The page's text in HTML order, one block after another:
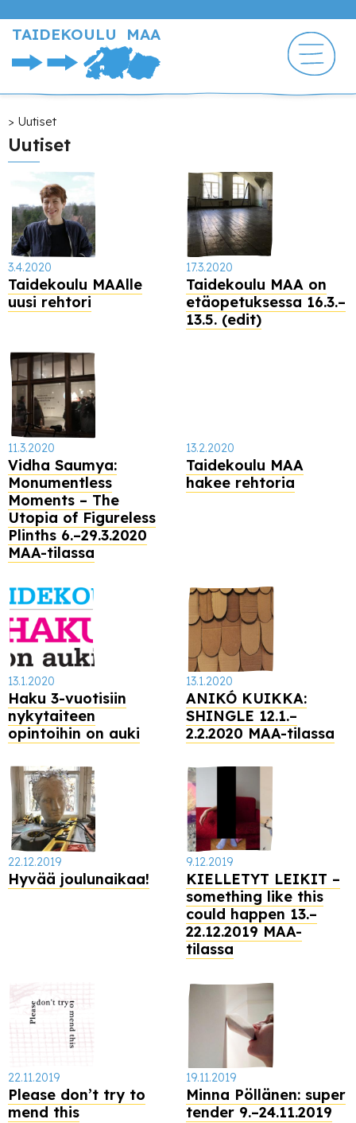
pääsisältöön
TAIDEKOULU MAA
Murupolku
Uutiset
Uutiset
3.4.2020
Taidekoulu MAAlle
uusi rehtori
17.3.2020
Taidekoulu MAA on
etäopetuksessa 16.3.–
13.5. (edit)
11.3.2020
Vidha Saumya:
Monumentless
Moments – The
Utopia of Figureless
Plinths 6.–29.3.2020
MAA-tilassa
13.2.2020
Taidekoulu MAA
hakee rehtoria
13.1.2020
Haku 3-vuotisiin
nykytaiteen
opintoihin on auki
13.1.2020
ANIKÓ KUIKKA:
SHINGLE 12.1.–
2.2.2020 MAA-tilassa
22.12.2019
Hyvää joulunaikaa!
9.12.2019
KIELLETYT LEIKIT –
something like this
could happen 13.–
22.12.2019 MAA-
tilassa
22.11.2019
Please don’t try to
mend this
19.11.2019
Minna Pöllänen: super
tender 9.–24.11.2019